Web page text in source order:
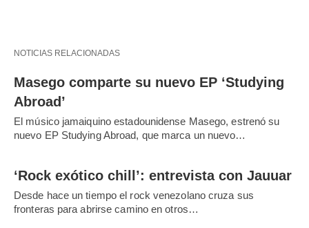
NOTICIAS RELACIONADAS
Masego comparte su nuevo EP ‘Studying
Abroad’
El músico jamaiquino estadounidense Masego, estrenó su
nuevo EP Studying Abroad, que marca un nuevo…
‘Rock exótico chill’: entrevista con Jauuar
Desde hace un tiempo el rock venezolano cruza sus
fronteras para abrirse camino en otros…